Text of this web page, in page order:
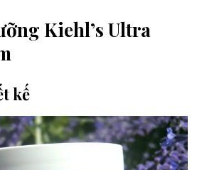
Kiehl’s Ultra
kế